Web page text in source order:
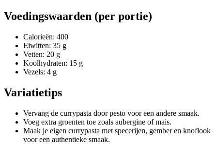
Voedingswaarden (per portie)
Calorieën: 400
Eiwitten: 35 g
Vetten: 20 g
Koolhydraten: 15 g
Vezels: 4 g
Variatietips
Vervang de currypasta door pesto voor een andere smaak.
Voeg extra groenten toe zoals aubergine of mais.
Maak je eigen currypasta met specerijen, gember en knoflook
voor een authentieke smaak.